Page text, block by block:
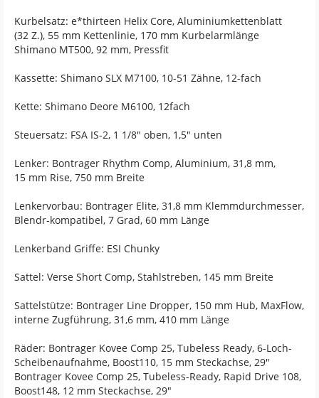
Kurbelsatz: e*thirteen Helix Core, Aluminiumkettenblatt
(32 Z.), 55 mm Kettenlinie, 170 mm Kurbelarmlänge
Shimano MT500, 92 mm, Pressfit
Kassette: Shimano SLX M7100, 10-51 Zähne, 12-fach
Kette: Shimano Deore M6100, 12fach
Steuersatz: FSA IS-2, 1 1/8" oben, 1,5" unten
Lenker: Bontrager Rhythm Comp, Aluminium, 31,8 mm,
15 mm Rise, 750 mm Breite
Lenkervorbau: Bontrager Elite, 31,8 mm Klemmdurchmesser,
Blendr-kompatibel, 7 Grad, 60 mm Länge
Lenkerband Griffe: ESI Chunky
Sattel: Verse Short Comp, Stahlstreben, 145 mm Breite
Sattelstütze: Bontrager Line Dropper, 150 mm Hub, MaxFlow,
interne Zugführung, 31,6 mm, 410 mm Länge
Räder: Bontrager Kovee Comp 25, Tubeless Ready, 6-Loch-
Scheibenaufnahme, Boost110, 15 mm Steckachse, 29"
Bontrager Kovee Comp 25, Tubeless-Ready, Rapid Drive 108,
Boost148, 12 mm Steckachse, 29"